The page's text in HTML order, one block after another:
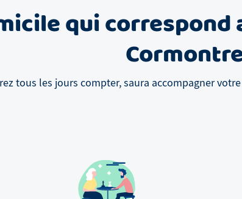
qui
tous les jours compter, saura accompagner